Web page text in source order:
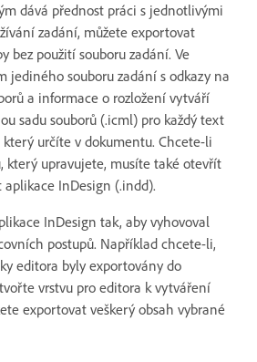
dává přednost práci s jednotlivými
zadání, můžete exportovat
bez použití souboru zadání. Ve
jediného souboru zadání s odkazy na
a informace o rozložení vytváří
sadu souborů (.icml) pro každý text
určíte v dokumentu. Chcete-li
který upravujete, musíte také otevřít
InDesign (.indd).
InDesign tak, aby vyhovoval
postupů. Například chcete-li,
editora byly exportovány do
vrstvu pro editora k vytváření
exportovat veškerý obsah vybrané